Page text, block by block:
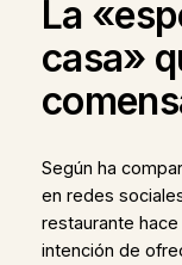
La
casa»
Según ha
en redes
restaurante
intención de